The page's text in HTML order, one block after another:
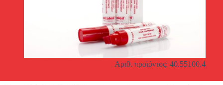
Αριθ. προϊόντος: 40.55100.4